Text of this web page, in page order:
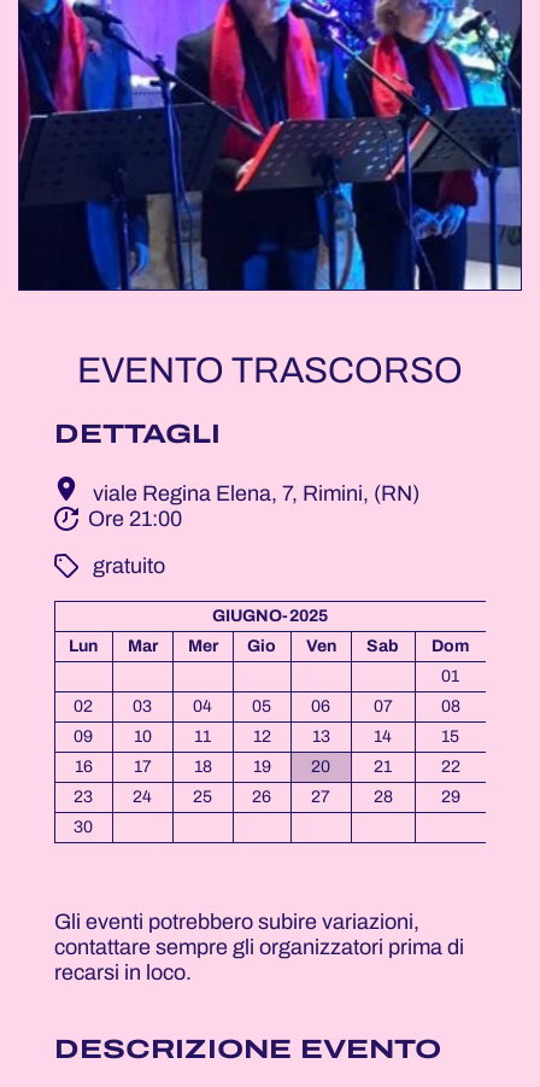
EVENTO TRASCORSO
DETTAGLI
viale Regina Elena, 7, Rimini, (RN)
Ore 21:00
­ gratuito
GIUGNO-2025
Lun
Mar Mer Gio Ven Sab
Dom
01
02
03 04 05 06 07
08
09
10 11 12 13 14
15
16
17 18 19 20 21
22
23
24 25 26 27 28
29
30
Gli eventi potrebbero subire variazioni,
contattare sempre gli organizzatori prima di
recarsi in loco.
DESCRIZIONE EVENTO